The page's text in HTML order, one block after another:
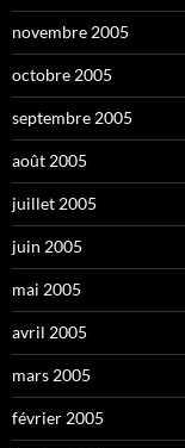
novembre 2005
octobre 2005
septembre 2005
août 2005
juillet 2005
juin 2005
mai 2005
avril 2005
mars 2005
février 2005